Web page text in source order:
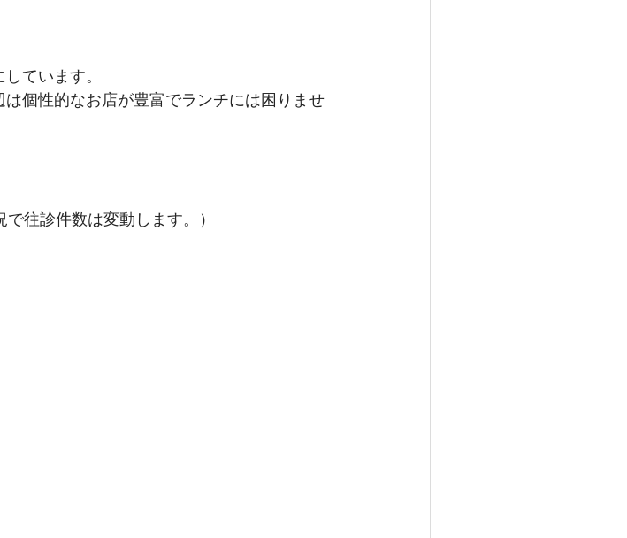
ています。
個性的なお店が豊富でランチには困りませ
往診件数は変動します。）